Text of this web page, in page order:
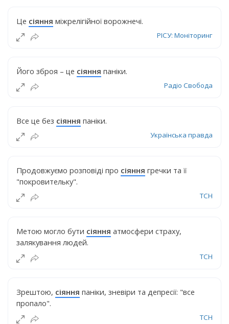
Це сіяння міжрелігійної ворожнечі.
РІСУ: Моніторинг
Його зброя – це сіяння паніки.
Радіо Свобода
Все це без сіяння паніки.
Українська правда
Продовжуємо розповіді про сіяння гречки та її
"покровительку".
ТСН
Метою могло бути сіяння атмосфери страху,
залякування людей.
ТСН
Зрештою, сіяння паніки, зневіри та депресії: "все
пропало".
ТСН